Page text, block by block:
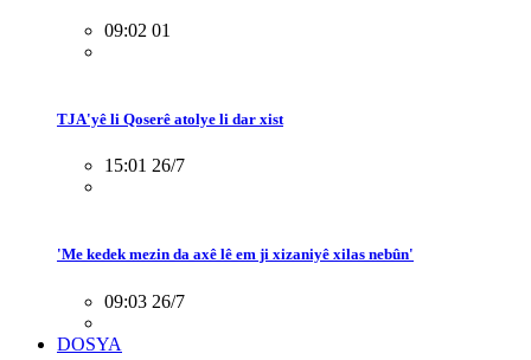
09:02 01
TJA'yê li Qoserê atolye li dar xist
15:01 26/7
'Me kedek mezin da axê lê em ji xizaniyê xilas nebûn'
09:03 26/7
DOSYA